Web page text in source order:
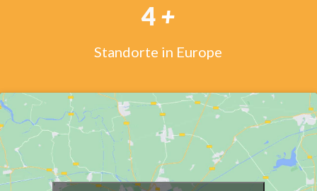
4+
Standorte in Europe